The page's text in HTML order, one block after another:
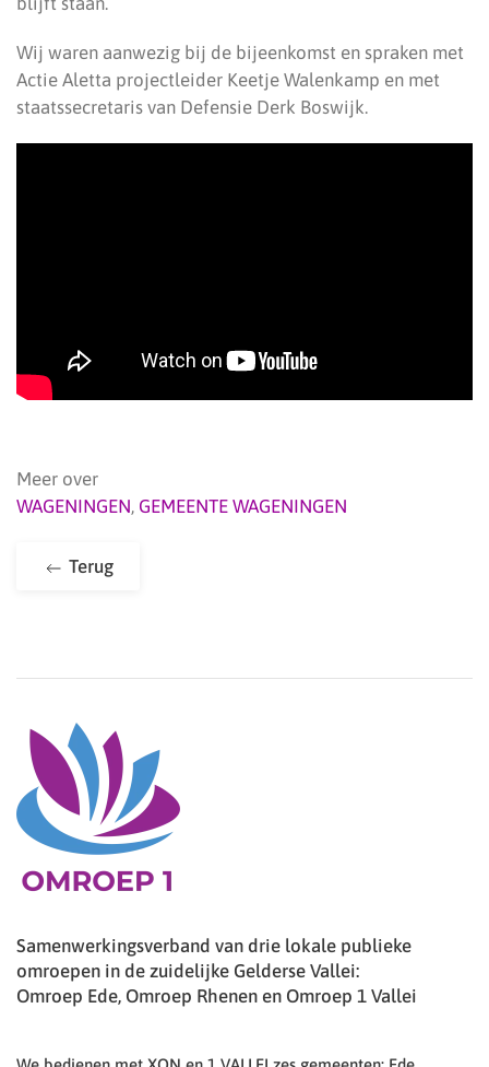
Wij waren aanwezig bij de bijeenkomst en spraken met
Actie Aletta projectleider Keetje Walenkamp en met
staatssecretaris van Defensie Derk Boswijk.
Meer over
WAGENINGEN, GEMEENTE WAGENINGEN
Terug
Samenwerkingsverband van drie lokale publieke
omroepen in de zuidelijke Gelderse Vallei:
Omroep Ede, Omroep Rhenen en Omroep 1 Vallei